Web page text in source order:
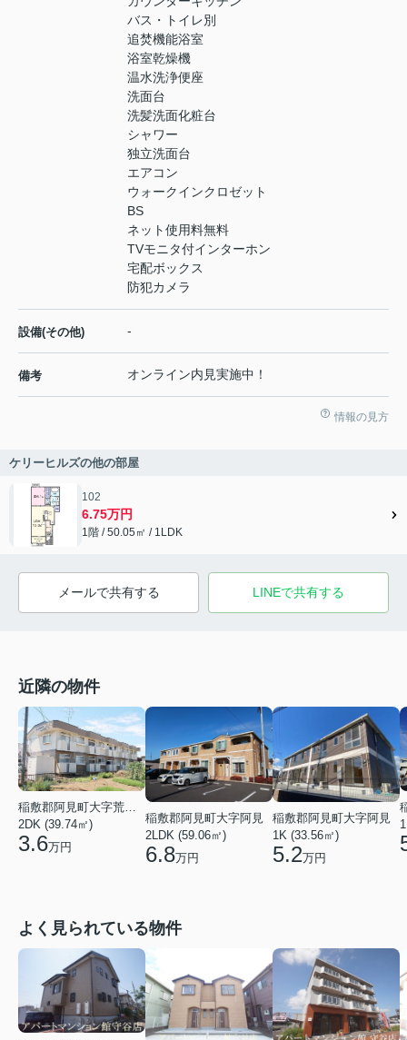
バス・トイレ別
追焚機能浴室
浴室乾燥機
温水洗浄便座
洗面台
洗髪洗面化粧台
シャワー
独立洗面台
エアコン
ウォークインクロゼット
BS
ネット使用料無料
TVモニタ付インターホン
宅配ボックス
防犯カメラ
設備(その他) -
備考 オンライン内見実施中！
情報の見方
ケリーヒルズの他の部屋
102
6.75万円
1階 / 50.05㎡ / 1LDK
メールで共有する LINEで共有する
近隣の物件
2DK (39.74㎡)
3.6万円
稲敷郡阿見町大字阿見
2LDK (59.06㎡)
6.8万円
稲敷郡阿見町大字阿見
1K (33.56㎡)
5.2万円
よく見られている物件